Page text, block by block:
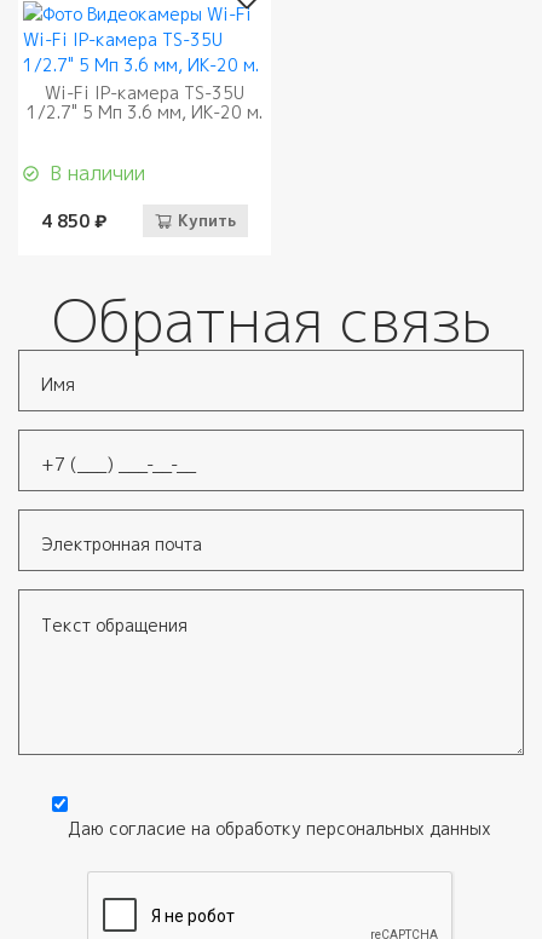
Wi-Fi IP-камера TS-35U
1/2.7" 5 Мп 3.6 мм, ИК-20 м.
В наличии
4 850 ₽ Купить
Обратная связь
Даю согласие на обработку персональных данных